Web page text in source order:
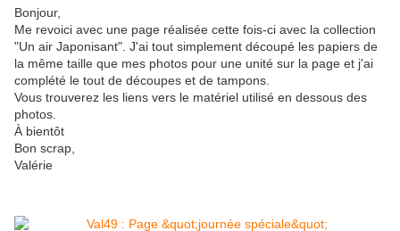
Bonjour,
Me revoici avec une page réalisée cette fois-ci avec la collection
"Un air Japonisant". J'ai tout simplement découpé les papiers de
la même taille que mes photos pour une unité sur la page et j'ai
complété le tout de découpes et de tampons.
Vous trouverez les liens vers le matériel utilisé en dessous des
photos.
À bientôt
Bon scrap,
Valérie